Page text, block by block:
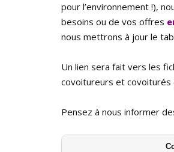
pour l’environnement !),
besoins ou de vos offres
nous mettrons à jour le
Un lien sera fait vers les
covoitureurs et covoiturés
Pensez à nous informer